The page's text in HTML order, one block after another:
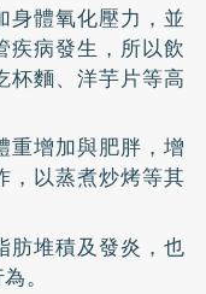
身體氧化壓力，並
疾病發生，所以飲
杯麵、洋芋片等高
重增加與肥胖，增
，以蒸煮炒烤等其
肪堆積及發炎，也
。